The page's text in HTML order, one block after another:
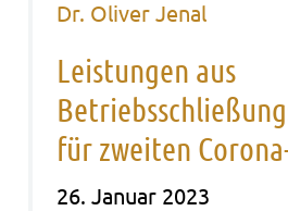
Dr. Oliver Jenal
Leistungen aus
für zweiten
26. Januar 2023